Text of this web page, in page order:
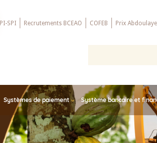
PI-SPI Recrutements BCEAO COFEB Prix
Systèmes de paiement Système bancaire et